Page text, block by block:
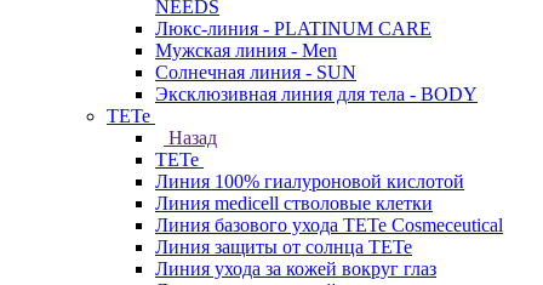
NEEDS
Люкс-линия - PLATINUM CARE
Мужская линия - Men
Солнечная линия - SUN
Эксклюзивная линия для тела - BODY
TETe
Назад
TETe
Линия 100% гиалуроновой кислотой
Линия medicell стволовые клетки
Линия базового ухода TETe Cosmeceutical
Линия защиты от солнца TETe
Линия ухода за кожей вокруг глаз